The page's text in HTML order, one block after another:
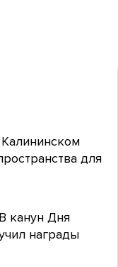
для
канун Дня
награды